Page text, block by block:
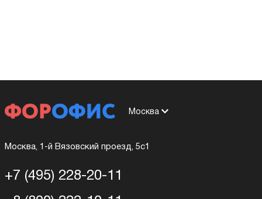
Москва
Москва, 1-й Вязовский проезд, 5с1
+7 (495) 228-20-11